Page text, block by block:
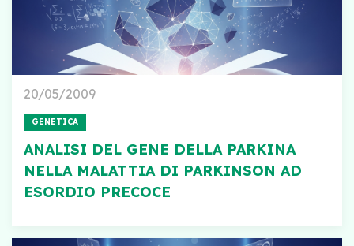
20/05/2009
GENETICA
ANALISI DEL GENE DELLA PARKINA
NELLA MALATTIA DI PARKINSON AD
ESORDIO PRECOCE